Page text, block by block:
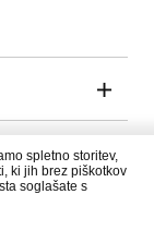
spletno storitev,
ki jih brez piškotkov
soglašate s